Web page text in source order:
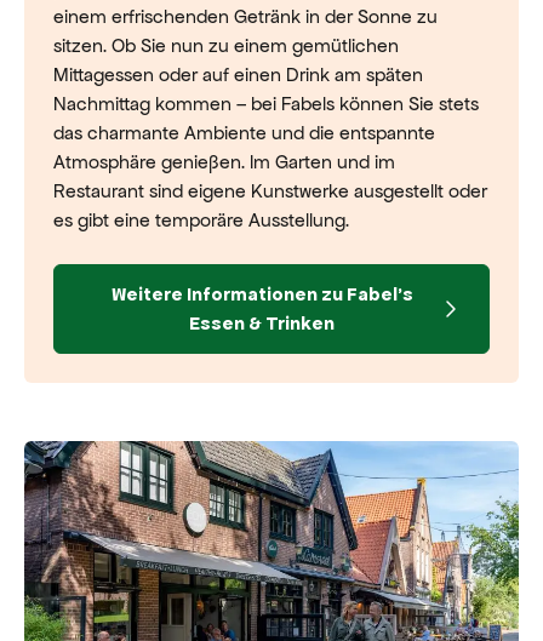
einem erfrischenden Getränk in der Sonne zu
sitzen. Ob Sie nun zu einem gemütlichen
Mittagessen oder auf einen Drink am späten
Nachmittag kommen – bei Fabels können Sie stets
das charmante Ambiente und die entspannte
Atmosphäre genießen. Im Garten und im
Restaurant sind eigene Kunstwerke ausgestellt oder
es gibt eine temporäre Ausstellung.
Weitere Informationen zu Fabel's
Essen & Trinken